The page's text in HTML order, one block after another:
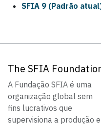
SFIA 9 (Padrão
The SFIA
A Fundação SFIA é uma
organização global sem
fins lucrativos que
supervisiona a produção e